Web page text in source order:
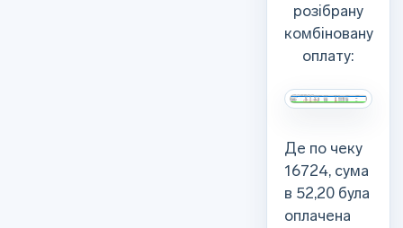
розібрану
комбіновану
оплату:
Де по чеку
16724, сума
в 52,20 була
оплачена